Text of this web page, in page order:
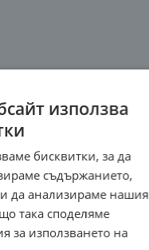
използва
бисквитки, за да
съдържанието,
да анализираме нашия
така споделяме
за използването на